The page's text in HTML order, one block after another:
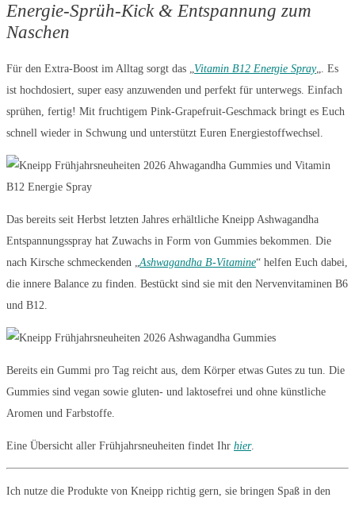
Energie-Sprüh-Kick & Entspannung zum
Naschen
Für den Extra-Boost im Alltag sorgt das „ Vitamin B12 Energie Spray„. Es
ist hochdosiert, super easy anzuwenden und perfekt für unterwegs. Einfach
sprühen, fertig! Mit fruchtigem Pink-Grapefruit-Geschmack bringt es Euch
schnell wieder in Schwung und unterstützt Euren Energiestoffwechsel.
Das bereits seit Herbst letzten Jahres erhältliche Kneipp Ashwagandha
Entspannungsspray hat Zuwachs in Form von Gummies bekommen. Die
nach Kirsche schmeckenden „ Ashwagandha B-Vitamine“ helfen Euch dabei,
die innere Balance zu finden. Bestückt sind sie mit den Nervenvitaminen B6
und B12.
Bereits ein Gummi pro Tag reicht aus, dem Körper etwas Gutes zu tun. Die
Gummies sind vegan sowie gluten- und laktosefrei und ohne künstliche
Aromen und Farbstoffe.
Eine Übersicht aller Frühjahrsneuheiten findet Ihr hier.
Ich nutze die Produkte von Kneipp richtig gern, sie bringen Spaß in den